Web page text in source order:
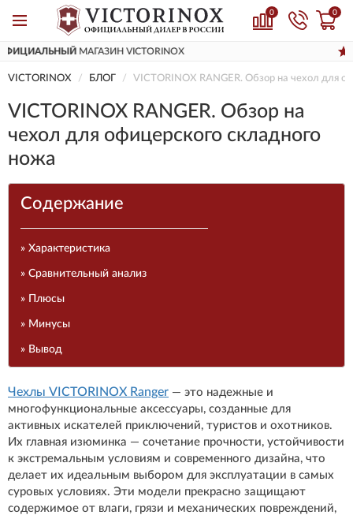
0 0
ДОСТАВИМ
VICTORINOX БЛОГ VICTORINOX RANGER. Обзор на чехол для
VICTORINOX RANGER. Обзор на
чехол для офицерского складного
ножа
Содержание
» Характеристика
» Сравнительный анализ
» Плюсы
» Минусы
» Вывод
Чехлы VICTORINOX Ranger — это надежные и
многофункциональные аксессуары, созданные для
активных искателей приключений, туристов и охотников.
Их главная изюминка — сочетание прочности, устойчивости
к экстремальным условиям и современного дизайна, что
делает их идеальным выбором для эксплуатации в самых
суровых условиях. Эти модели прекрасно защищают
содержимое от влаги, грязи и механических повреждений,